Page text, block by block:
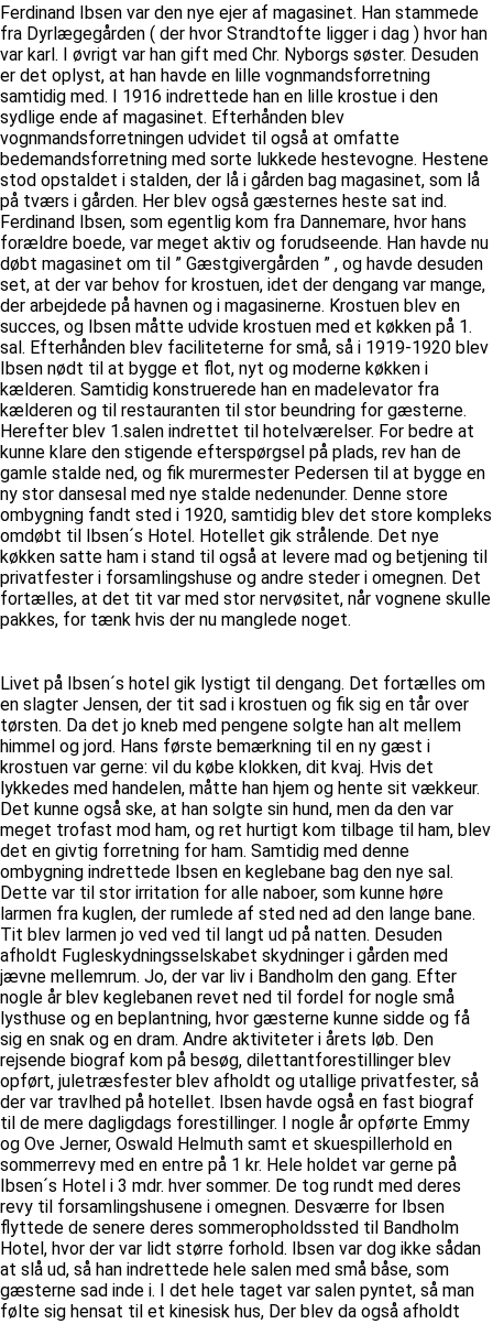
Ferdinand Ibsen var den nye ejer af magasinet. Han stammede
fra Dyrlægegården ( der hvor Strandtofte ligger i dag ) hvor han
var karl. I øvrigt var han gift med Chr. Nyborgs søster. Desuden
er det oplyst, at han havde en lille vognmandsforretning
samtidig med. I 1916 indrettede han en lille krostue i den
sydlige ende af magasinet. Efterhånden blev
vognmandsforretningen udvidet til også at omfatte
bedemandsforretning med sorte lukkede hestevogne. Hestene
stod opstaldet i stalden, der lå i gården bag magasinet, som lå
på tværs i gården. Her blev også gæsternes heste sat ind.
Ferdinand Ibsen, som egentlig kom fra Dannemare, hvor hans
forældre boede, var meget aktiv og forudseende. Han havde nu
døbt magasinet om til ” Gæstgivergården ” , og havde desuden
set, at der var behov for krostuen, idet der dengang var mange,
der arbejdede på havnen og i magasinerne. Krostuen blev en
succes, og Ibsen måtte udvide krostuen med et køkken på 1.
sal. Efterhånden blev faciliteterne for små, så i 1919-1920 blev
Ibsen nødt til at bygge et flot, nyt og moderne køkken i
kælderen. Samtidig konstruerede han en madelevator fra
kælderen og til restauranten til stor beundring for gæsterne.
Herefter blev 1.salen indrettet til hotelværelser. For bedre at
kunne klare den stigende efterspørgsel på plads, rev han de
gamle stalde ned, og fik murermester Pedersen til at bygge en
ny stor dansesal med nye stalde nedenunder. Denne store
ombygning fandt sted i 1920, samtidig blev det store kompleks
omdøbt til Ibsen´s Hotel. Hotellet gik strålende. Det nye
køkken satte ham i stand til også at levere mad og betjening til
privatfester i forsamlingshuse og andre steder i omegnen. Det
fortælles, at det tit var med stor nervøsitet, når vognene skulle
pakkes, for tænk hvis der nu manglede noget.
Livet på Ibsen´s hotel gik lystigt til dengang. Det fortælles om
en slagter Jensen, der tit sad i krostuen og fik sig en tår over
tørsten. Da det jo kneb med pengene solgte han alt mellem
himmel og jord. Hans første bemærkning til en ny gæst i
krostuen var gerne: vil du købe klokken, dit kvaj. Hvis det
lykkedes med handelen, måtte han hjem og hente sit vækkeur.
Det kunne også ske, at han solgte sin hund, men da den var
meget trofast mod ham, og ret hurtigt kom tilbage til ham, blev
det en givtig forretning for ham. Samtidig med denne
ombygning indrettede Ibsen en keglebane bag den nye sal.
Dette var til stor irritation for alle naboer, som kunne høre
larmen fra kuglen, der rumlede af sted ned ad den lange bane.
Tit blev larmen jo ved ved til langt ud på natten. Desuden
afholdt Fugleskydningsselskabet skydninger i gården med
jævne mellemrum. Jo, der var liv i Bandholm den gang. Efter
nogle år blev keglebanen revet ned til fordel for nogle små
lysthuse og en beplantning, hvor gæsterne kunne sidde og få
sig en snak og en dram. Andre aktiviteter i årets løb. Den
rejsende biograf kom på besøg, dilettantforestillinger blev
opført, juletræsfester blev afholdt og utallige privatfester, så
der var travlhed på hotellet. Ibsen havde også en fast biograf
til de mere dagligdags forestillinger. I nogle år opførte Emmy
og Ove Jerner, Oswald Helmuth samt et skuespillerhold en
sommerrevy med en entre på 1 kr. Hele holdet var gerne på
Ibsen´s Hotel i 3 mdr. hver sommer. De tog rundt med deres
revy til forsamlingshusene i omegnen. Desværre for Ibsen
flyttede de senere deres sommeropholdssted til Bandholm
Hotel, hvor der var lidt større forhold. Ibsen var dog ikke sådan
at slå ud, så han indrettede hele salen med små båse, som
gæsterne sad inde i. I det hele taget var salen pyntet, så man
følte sig hensat til et kinesisk hus, Der blev da også afholdt